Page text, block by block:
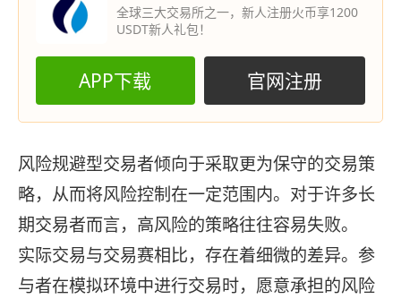
全球三大交易所之一，新人注册火币享1200
USDT新人礼包！
APP下载 官网注册
风险规避型交易者倾向于采取更为保守的交易策
略，从而将风险控制在一定范围内。对于许多长
期交易者而言，高风险的策略往往容易失败。
实际交易与交易赛相比，存在着细微的差异。参
与者在模拟环境中进行交易时，愿意承担的风险